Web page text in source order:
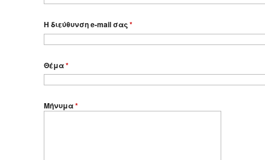
Η διεύθυνση e-mail σας*
Θέμα*
Μήνυμα*